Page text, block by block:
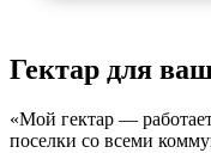
Гектар для
«Мой гектар —
поселки со всеми